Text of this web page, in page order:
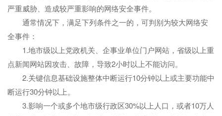
严重威胁、造成较严重影响的网络安全事件。
通常情况下，满足下列条件之一的，可判别为较大网络安
全事件：
1.地市级以上党政机关、企事业单位门户网站，省级以上重
点新闻网站因攻击、故障，导致2小时以上不能访问。
2.关键信息基础设施整体中断运行10分钟以上或主要功能中
断运行30分钟以上。
3.影响一个或多个地市级行政区30%以上人口，或者10万人